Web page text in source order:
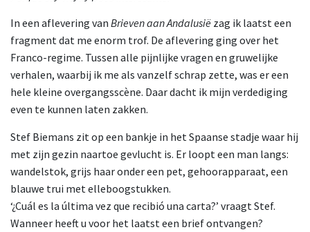
In een aflevering van Brieven aan Andalusië zag ik laatst een
fragment dat me enorm trof. De aflevering ging over het
Franco-regime. Tussen alle pijnlijke vragen en gruwelijke
verhalen, waarbij ik me als vanzelf schrap zette, was er een
hele kleine overgangsscène. Daar dacht ik mijn verdediging
even te kunnen laten zakken.
Stef Biemans zit op een bankje in het Spaanse stadje waar hij
met zijn gezin naartoe gevlucht is. Er loopt een man langs:
wandelstok, grijs haar onder een pet, gehoorapparaat, een
blauwe trui met elleboogstukken.
‘¿Cuál es la última vez que recibió una carta?’ vraagt Stef.
Wanneer heeft u voor het laatst een brief ontvangen?